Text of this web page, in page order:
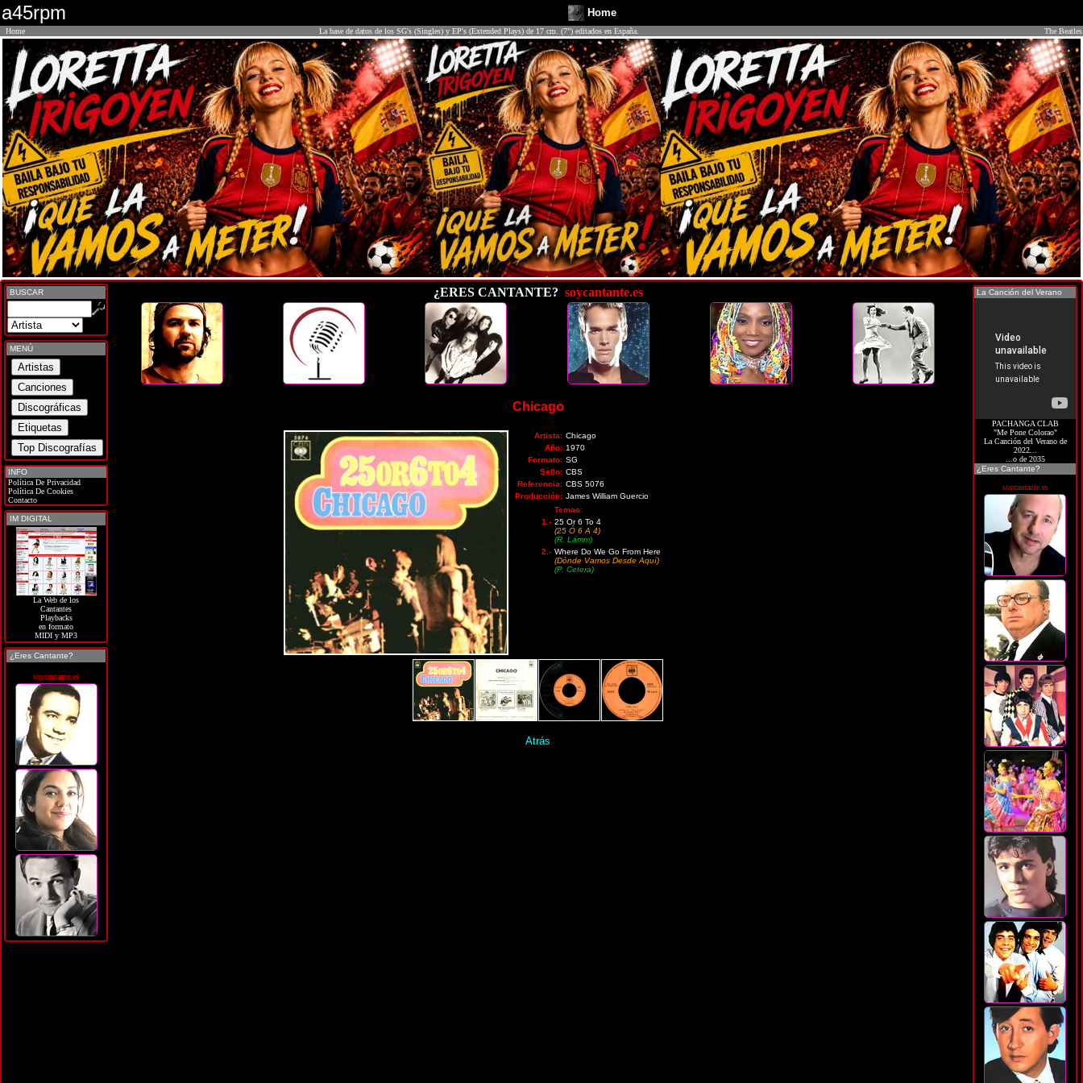
a45rpm Home
Home La base de datos de los SG's (Singles) y EP's (Extended Plays) de 17 cm. (7") editados en España. The Beatles
BUSCAR
MENÚ
INFO
Política De Privacidad
Política De Cookies
Contacto
IM DIGITAL
La Web de los
Cantantes
Playbacks
en formato
MIDI y MP3
¿Eres Cantante?
soycantante.es
¿ERES CANTANTE? soycantante.es
Chicago
Artista: Chicago
Año: 1970
Formato: SG
Sello: CBS
Referencia: CBS 5076
Producción: James William Guercio
Temas:
1.- 25 Or 6 To 4
(25 Ó 6 A 4)
(R. Lamm)
2.- Where Do We Go From Here
(Dónde Vamos Desde Aquí)
(P. Cetera)
Atrás
La Canción del Verano
PACHANGA CLAB
"Me Pone Colorao"
La Canción del Verano de
2022...
...o de 2035
¿Eres Cantante?
soycantante.es